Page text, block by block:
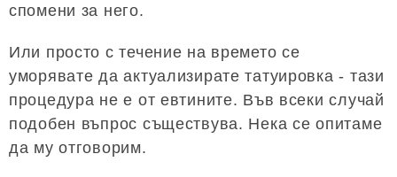
спомени за него.
Или просто с течение на времето се
уморявате да актуализирате татуировка - тази
процедура не е от евтините. Във всеки случай
подобен въпрос съществува. Нека се опитаме
да му отговорим.